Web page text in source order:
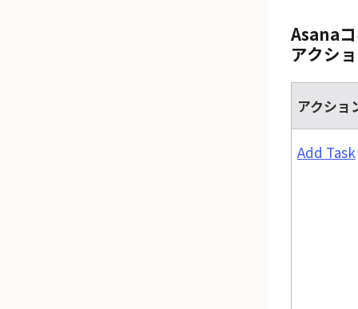
Asana
アクシ
アクショ
Add Task